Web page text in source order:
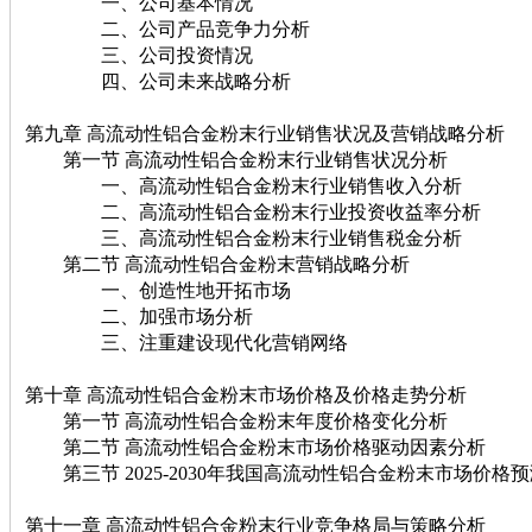
二、公司产品竞争力分析
三、公司投资情况
四、公司未来战略分析
第九章 高流动性铝合金粉末行业销售状况及营销战略分析
第一节 高流动性铝合金粉末行业销售状况分析
一、高流动性铝合金粉末行业销售收入分析
二、高流动性铝合金粉末行业投资收益率分析
三、高流动性铝合金粉末行业销售税金分析
第二节 高流动性铝合金粉末营销战略分析
一、创造性地开拓市场
二、加强市场分析
三、注重建设现代化营销网络
第十章 高流动性铝合金粉末市场价格及价格走势分析
第一节 高流动性铝合金粉末年度价格变化分析
第二节 高流动性铝合金粉末市场价格驱动因素分析
第三节 2025-2030年我国高流动性铝合金粉末市场价格
第十一章 高流动性铝合金粉末行业竞争格局与策略分析